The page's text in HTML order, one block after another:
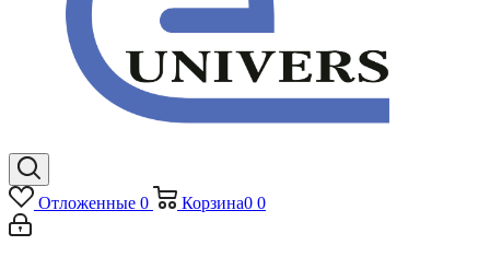
Отложенные 0 Корзина0 0